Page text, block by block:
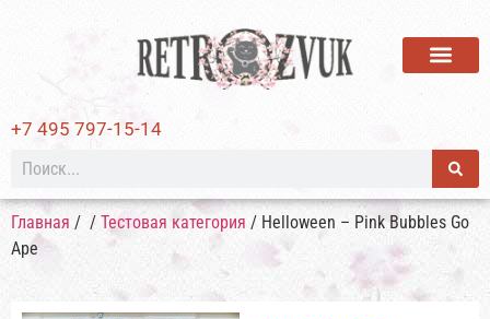
+7 495 797-15-14
Главная / / Тестовая категория / Helloween – Pink Bubbles Go
Ape